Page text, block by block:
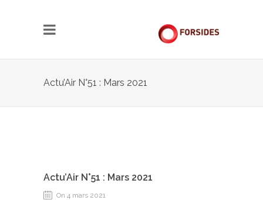
Actu’Air N°51 : Mars 2021
Actu’Air N°51 : Mars 2021
On 4 mars 2021